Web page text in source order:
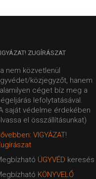
ZUGÍRÁSZAT
nem közvetlenül
közjegyzőt, hanem
céget bíz meg a
lefolytatásával.
saját védelme érdekében
el összállításunkat)
VIGYÁZAT!
ÜGYVÉD keresés
KÖNYVELŐ